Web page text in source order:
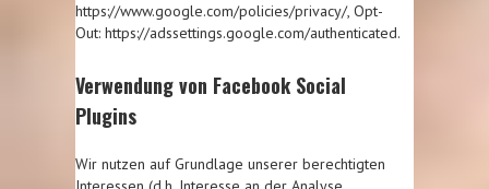
https://www.google.com/policies/privacy/, Opt-
Out: https://adssettings.google.com/authenticated.
Verwendung von Facebook Social
Plugins
Wir nutzen auf Grundlage unserer berechtigten